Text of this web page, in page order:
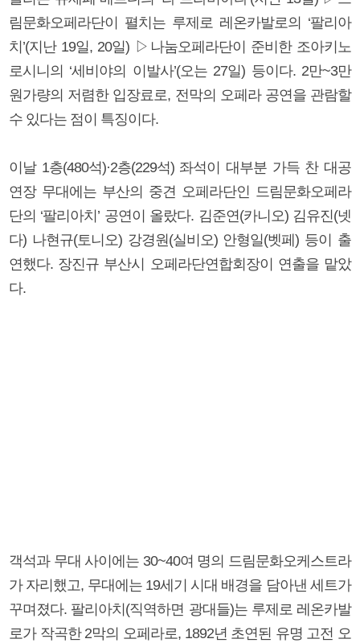
림문화오페라단이 펼치는 루제로 레온카발로의 ‘팔리아
치’(지난 19일, 20일) ▷나눔오페라단이 준비한 조아키노
로시니의 ‘세비야의 이발사’(오는 27일) 등이다. 2만~3만
원가량의 저렴한 입장료로, 전막의 오페라 공연을 관람할
수 있다는 점이 특징이다.
이날 1층(480석)·2층(229석) 좌석이 대부분 가득 찬 대공
연장 무대에는 부산의 중견 오페라단인 드림문화오페라
단의 ‘팔리아치’ 공연이 올랐다. 김준연(카니오) 김유진(넷
다) 나현규(토니오) 강경원(실비오) 안형일(벳페) 등이 출
연했다. 장진규 부산시 오페라단연합회장이 연출을 맡았
다.
객석과 무대 사이에는 30~40여 명의 드림문화오케스트라
가 자리했고, 무대에는 19세기 시대 배경을 담아낸 세트가
꾸며졌다. 팔리아치(직역하면 광대들)는 루제로 레온카발
로가 작곡한 2막의 오페라로, 1892년 초연된 유명 고전 오